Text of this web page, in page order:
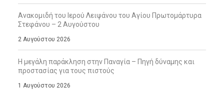
Ανακομιδή του Ιερού Λειψάνου του Αγίου Πρωτομάρτυρα
Στεφάνου – 2 Αυγούστου
2 Αυγούστου 2026
Η μεγάλη παράκληση στην Παναγία – Πηγή δύναμης και
προστασίας για τους πιστούς
1 Αυγούστου 2026